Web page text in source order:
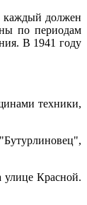
каждый должен
по периодам
В 1941 году
техники,
улице Красной.